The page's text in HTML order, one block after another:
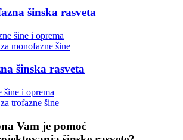
šinska rasveta
šine i oprema
monofazne šine
šinska rasveta
šine i oprema
trofazne šine
Vam je pomoć